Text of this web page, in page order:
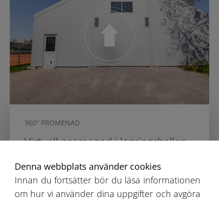
360° PROMENAD
Virtuell promenad i lagringshallen
Vi inbjuder dig till en virtuell promenad
runt en av våra tälthallar. Se vår hall inte
Denna webbplats använder cookies
Innan du fortsätter bör du läsa informationen
om hur vi använder dina uppgifter och avgöra